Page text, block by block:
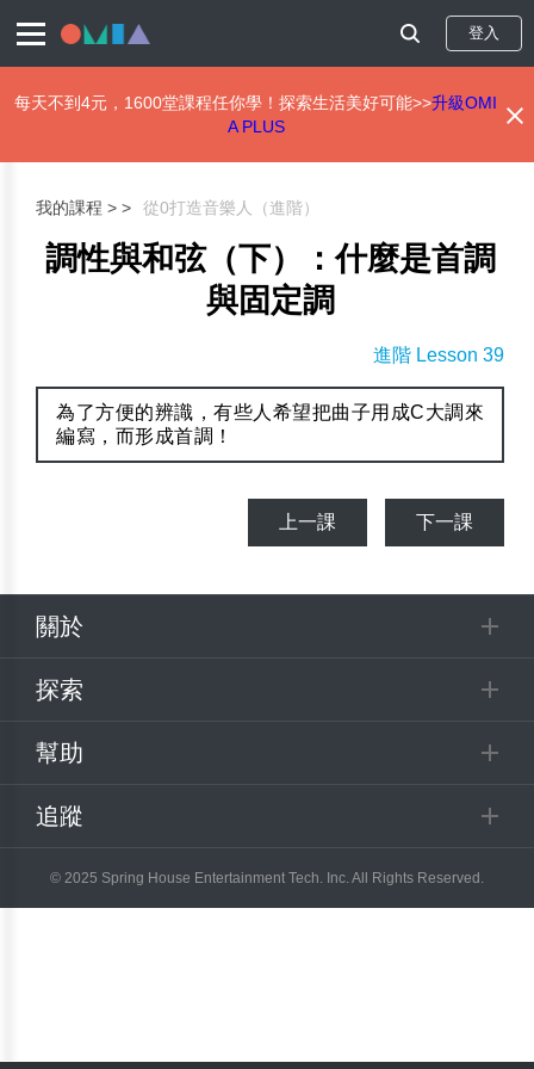
登入
每天不到4元，1600堂課程任你學！探索生活美好可能>>升級OMI
A PLUS
我的課程 > 從0打造音樂人（進階）
調性與和弦（下）：什麼是首調
與固定調
進階 Lesson 39
為了方便的辨識，有些人希望把曲子用成C大調來
編寫，而形成首調！
上一課 下一課
關於
探索
幫助
追蹤
© 2025 Spring House Entertainment Tech. Inc. All Rights Reserved.